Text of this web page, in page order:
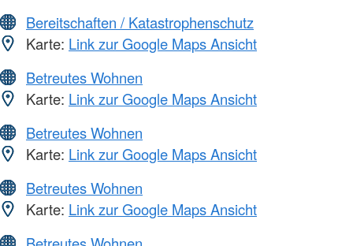
Bereitschaften / Katastrophenschutz
Karte: Link zur Google Maps Ansicht
Betreutes Wohnen
Karte: Link zur Google Maps Ansicht
Betreutes Wohnen
Karte: Link zur Google Maps Ansicht
Betreutes Wohnen
Karte: Link zur Google Maps Ansicht